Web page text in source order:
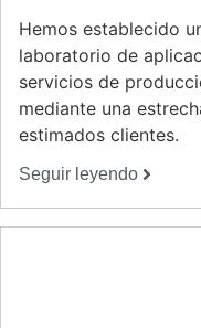
Hemos establecido
laboratorio de
servicios de
mediante una
estimados clientes.
Seguir leyendo